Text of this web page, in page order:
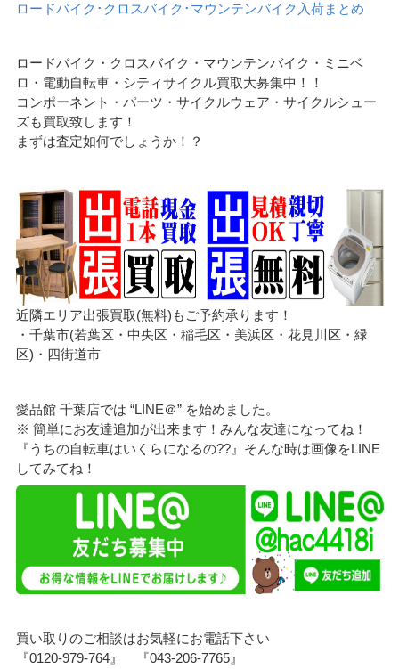
ロードバイク･クロスバイク･マウンテンバイク入荷まとめ
ロードバイク・クロスバイク・マウンテンバイク・ミニベ
ロ・電動自転車・シティサイクル買取大募集中！！
コンポーネント・パーツ・サイクルウェア・サイクルシュー
ズも買取致します！
まずは査定如何でしょうか！？
近隣エリア出張買取(無料)もご予約承ります！
・千葉市(若葉区・中央区・稲毛区・美浜区・花見川区・緑
区)・四街道市
愛品館 千葉店では “LINE＠” を始めました。
※ 簡単にお友達追加が出来ます！みんな友達になってね！
『うちの自転車はいくらになるの??』そんな時は画像をLINE
してみてね！
買い取りのご相談はお気軽にお電話下さい
『0120-979-764』 『043-206-7765』